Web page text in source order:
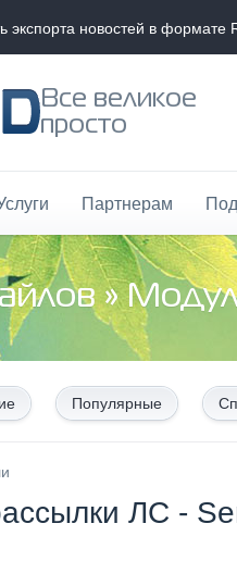
экспорта новостей в формате
Все великое
просто
Партнерам
»
Популярные
ЛС -